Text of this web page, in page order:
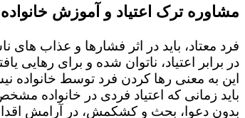
مشاوره ترک اعتیاد و آموزش
فرد معتاد، باید در اثر فشارها و عذاب
در برابر اعتیاد، ناتوان شده و برای رهایی
این به معنی رها کردن فرد توسط
باید زمانی که اعتیاد فردی در خانواده
بدون دعوا، بحث و کشکمش، در آرامش